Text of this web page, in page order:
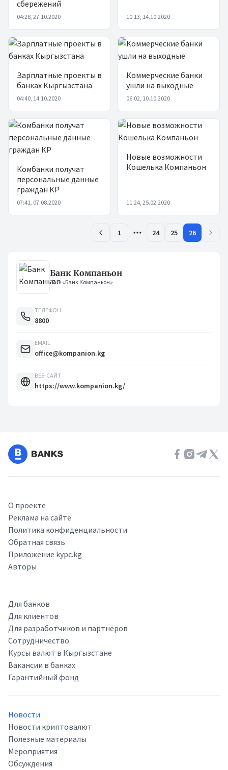
сбережений
04:28, 27.10.2020 10:13, 14.10.2020
Зарплатные проекты в
банках Кыргызстана
04:40, 14.10.2020
Коммерческие банки
ушли на выходные
06:02, 10.10.2020
Комбанки получат
персональные данные
граждан КР
07:41, 07.08.2020
Новые возможности
Кошелька Компаньон
11:24, 25.02.2020
1 24 25 26
Банк Компаньон
ЗАО «Банк Компаньон»
ТЕЛЕФОН
8800
EMAIL
office@kompanion.kg
ВЕБ-САЙТ
https://www.kompanion.kg/
О проекте
Реклама на сайте
Политика конфиденциальности
Обратная связь
Приложение kypc.kg
Авторы
Для банков
Для клиентов
Для разработчиков и партнёров
Сотрудничество
Курсы валют в Кыргызстане
Вакансии в банках
Гарантийный фонд
Новости
Новости криптовалют
Полезные материалы
Мероприятия
Обсуждения